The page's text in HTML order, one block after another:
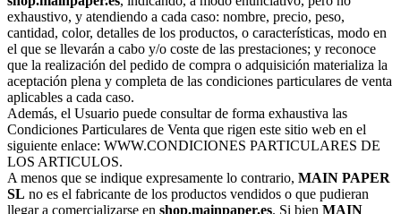
exhaustivo, y atendiendo a cada caso: nombre, precio, peso,
cantidad, color, detalles de los productos, o características, modo en
el que se llevarán a cabo y/o coste de las prestaciones; y reconoce
que la realización del pedido de compra o adquisición materializa la
aceptación plena y completa de las condiciones particulares de venta
aplicables a cada caso.
Además, el Usuario puede consultar de forma exhaustiva las
Condiciones Particulares de Venta que rigen este sitio web en el
siguiente enlace: WWW.CONDICIONES PARTICULARES DE
LOS ARTICULOS.
A menos que se indique expresamente lo contrario, MAIN PAPER
SL no es el fabricante de los productos vendidos o que pudieran
llegar a comercializarse en shop.mainpaper.es. Si bien MAIN